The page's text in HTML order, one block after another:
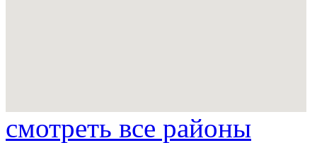
смотреть все районы